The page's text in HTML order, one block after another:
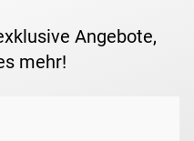
Angebote,
mehr!